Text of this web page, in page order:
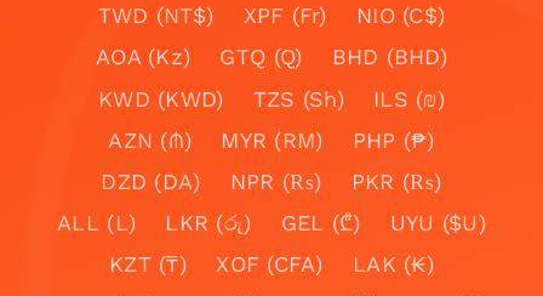
TWD (NT$)
XPF (Fr)
NIO (C$)
AOA (Kz)
GTQ (Q)
BHD (BHD)
KWD (KWD)
TZS (Sh)
ILS (₪)
AZN (₼)
MYR (RM)
PHP (₱)
DZD (DA)
NPR (₨)
PKR (₨)
ALL (L)
LKR (රු) GEL (₾)
UYU ($U)
KZT (₸)
XOF (CFA)
LAK (₭)